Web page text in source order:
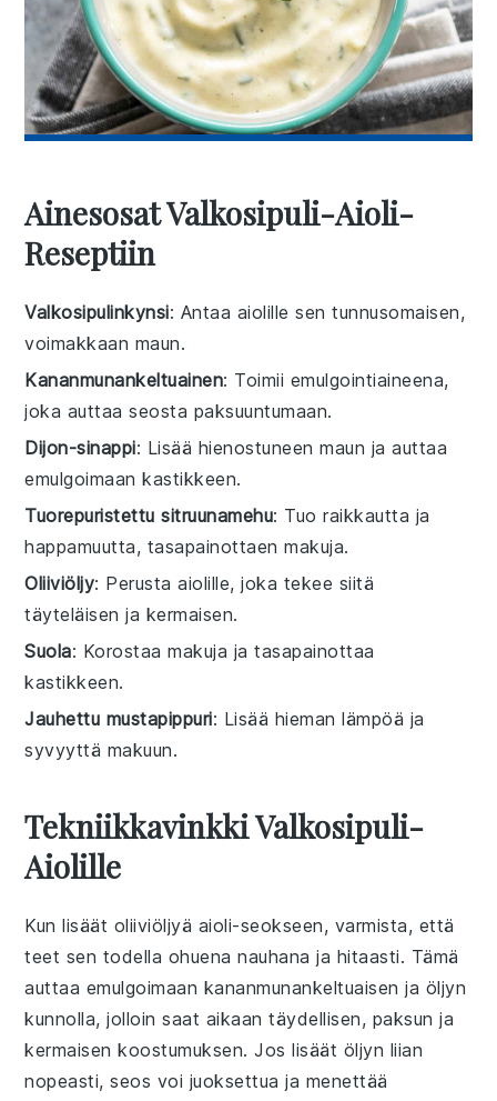
Ainesosat Valkosipuli-Aioli-
Reseptiin
Valkosipulinkynsi: Antaa aiolille sen tunnusomaisen,
voimakkaan maun.
Kananmunankeltuainen: Toimii emulgointiaineena,
joka auttaa seosta paksuuntumaan.
Dijon-sinappi: Lisää hienostuneen maun ja auttaa
emulgoimaan kastikkeen.
Tuorepuristettu sitruunamehu: Tuo raikkautta ja
happamuutta, tasapainottaen makuja.
Oliiviöljy: Perusta aiolille, joka tekee siitä
täyteläisen ja kermaisen.
Suola: Korostaa makuja ja tasapainottaa
kastikkeen.
Jauhettu mustapippuri: Lisää hieman lämpöä ja
syvyyttä makuun.
Tekniikkavinkki Valkosipuli-
Aiolille
Kun lisäät oliiviöljyä aioli-seokseen, varmista, että
teet sen todella ohuena nauhana ja hitaasti. Tämä
auttaa emulgoimaan kananmunankeltuaisen ja öljyn
kunnolla, jolloin saat aikaan täydellisen, paksun ja
kermaisen koostumuksen. Jos lisäät öljyn liian
nopeasti, seos voi juoksettua ja menettää